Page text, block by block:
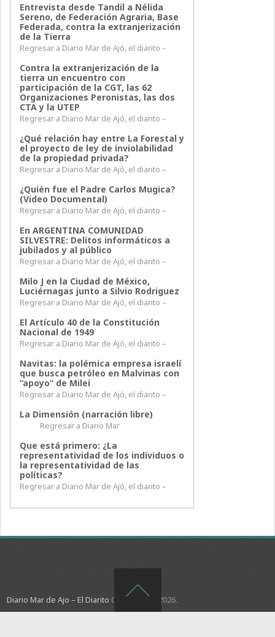
Entrevista desde Tandil a Nélida
Sereno, de Federación Agraria, Base
Federada, contra la extranjerización
de la Tierra
Regresar a Diario Mar de Ajó, el diarito –
Contra la extranjerización de la
tierra un encuentro con
participación de la CGT, las 62
Organizaciones Peronistas, las dos
CTA y la UTEP
Regresar a Diario Mar de Ajó, el diarito –
¿Qué relación hay entre La Forestal y
el proyecto de ley de inviolabilidad
de la propiedad privada?
Regresar a Diario Mar de Ajó, el diarito –
¿Quién fue el Padre Carlos Mugica?
(Video Documental)
Regresar a Diario Mar de Ajó, el diarito –
En ARGENTINA COMUNIDAD
SILVESTRE: Delitos informáticos a
jubilados y al público
Regresar a Diario Mar de Ajó, el diarito –
Milo J en la Ciudad de México,
Luciérnagas junto a Silvio Rodriguez
Regresar a Diario Mar de Ajó, el diarito –
El Artículo 40 de la Constitución
Nacional de 1949
Regresar a Diario Mar de Ajó, el diarito –
Navitas: la polémica empresa israelí
que busca petróleo en Malvinas con
“apoyo” de Milei
Regresar a Diario Mar de Ajó, el diarito –
La Dimensión (narración libre)
Regresar a Diario Mar
Que está primero: ¿La
representatividad de los individuos o
la representatividad de las
políticas?
Regresar a Diario Mar de Ajó, el diarito –
Diario Mar de Ajo – El Diarito Copyright © 2026.